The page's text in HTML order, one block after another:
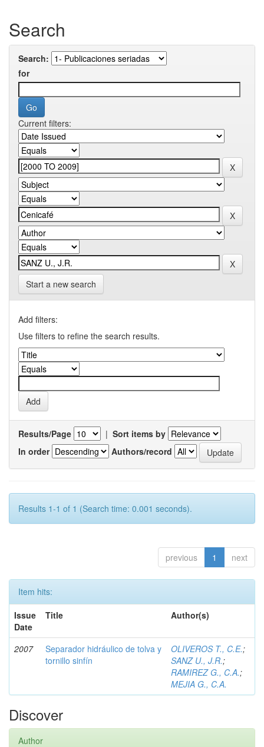
Search
Search:
for
Current filters:
Start a new search
Add filters:
Use filters to refine the search results.
Results/Page | Sort items by
In order
Authors/record
Results 1-1 of 1 (Search time: 0.001 seconds).
previous 1 next
Item hits:
Issue
Date
Title Author(s)
2007
Separador hidráulico de tolva y
tornillo sinfín
OLIVEROS T., C.E.;
SANZ U., J.R.;
RAMIREZ G., C.A.;
MEJIA G., C.A.
Discover
Author